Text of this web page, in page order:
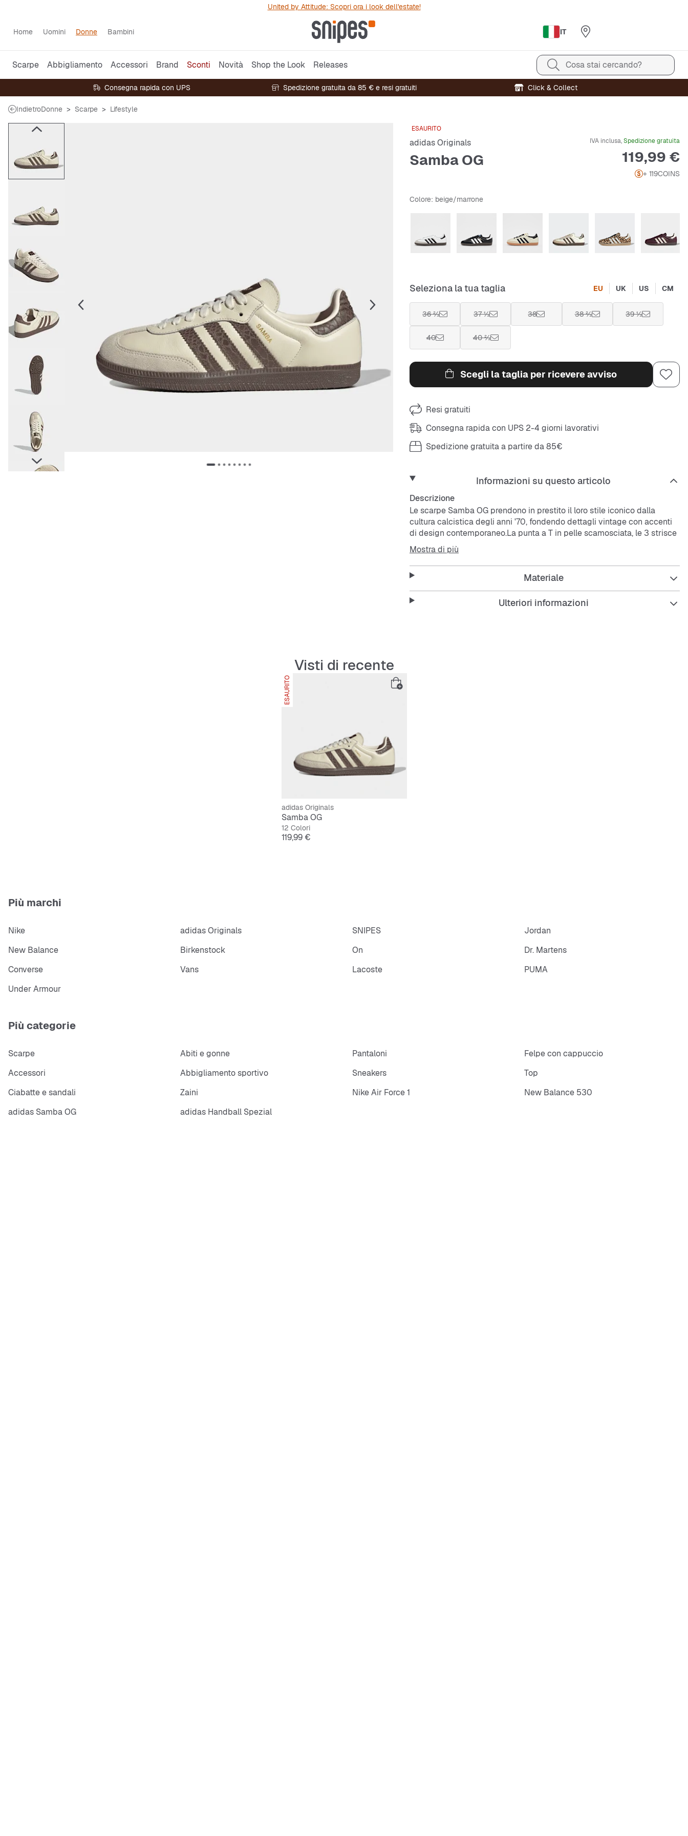
United by Attitude: Scopri ora i look dell'estate!
Home Uomini Donne Bambini IT
Scarpe Abbigliamento Accessori Brand Sconti Novità Shop the Look Releases Cosa stai cercando?
Consegna rapida con UPS Spedizione gratuita da 85 € e resi gratuiti Click & Collect
IndietroDonne Scarpe Lifestyle
ESAURITO
adidas Originals
Samba OG
IVA inclusa,Spedizione gratuita
Prezzo
119,99 €
+ 119COINS
Colore: beige/marrone
Seleziona la tua taglia EU UK US CM
36 ⅔ 37 ⅓ 38 38 ⅔ 39 ⅓
40 40 ⅔
Scegli la taglia per ricevere avviso
Resi gratuiti
Consegna rapida con UPS 2-4 giorni lavorativi
Spedizione gratuita a partire da 85€
Informazioni su questo articolo
Descrizione
Le scarpe Samba OG prendono in prestito il loro stile iconico dalla
cultura calcistica degli anni '70, fondendo dettagli vintage con accenti
di design contemporaneo.La punta a T in pelle scamosciata, le 3 strisce
seghettate e la suola in gomma iconica si uniscono per creare il
leggendario look Samba. Il logo Trifoglio sulla linguetta e la scritta
Samba sul lato non lasciano dubbi sulla ricca eredità di questa
scarpa.Decenni di storia hanno plasmato questa scarpa iconica.
Abbinalo al tuo stile unico per un look di storia senza tempo.
Mostra di più
Materiale
Ulteriori informazioni
Visti di recente
ESAURITO
adidas Originals
Samba OG
12 Colori
Prezzo
119,99 €
Più marchi
Nike adidas Originals SNIPES
Jordan
New Balance
Birkenstock On
Dr. Martens
Converse
Vans Lacoste
PUMA
Under Armour
Più categorie
Scarpe Abiti e gonne Pantaloni
Felpe con cappuccio
Accessori
Abbigliamento sportivo Sneakers
Top
Ciabatte e sandali
Zaini Nike Air Force 1
New Balance 530
adidas Samba OG
adidas Handball Spezial